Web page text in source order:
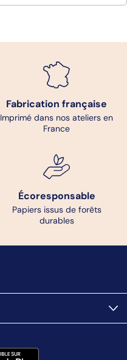
Fabrication française
Imprimé dans nos ateliers en
France
Écoresponsable
Papiers issus de forêts
durables